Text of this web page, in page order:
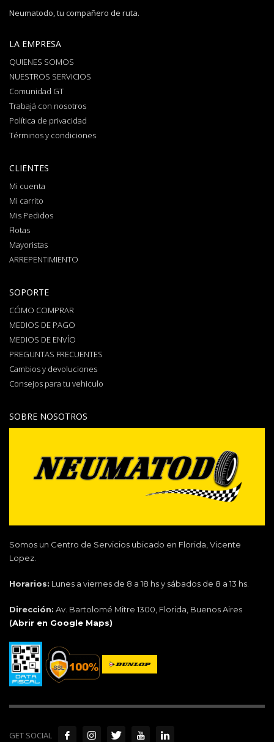
Neumatodo, tu compañero de ruta.
LA EMPRESA
QUIENES SOMOS
NUESTROS SERVICIOS
Comunidad GT
Trabajá con nosotros
Política de privacidad
Términos y condiciones
CLIENTES
Mi cuenta
Mi carrito
Mis Pedidos
Flotas
Mayoristas
ARREPENTIMIENTO
SOPORTE
CÓMO COMPRAR
MEDIOS DE PAGO
MEDIOS DE ENVÍO
PREGUNTAS FRECUENTES
Cambios y devoluciones
Consejos para tu vehiculo
SOBRE NOSOTROS
Somos un Centro de Servicios ubicado en Florida, Vicente
Lopez.
Horarios: Lunes a viernes de 8 a 18 hs y sábados de 8 a 13 hs.
Dirección: Av. Bartolomé Mitre 1300, Florida, Buenos Aires
(Abrir en Google Maps)
GET SOCIAL